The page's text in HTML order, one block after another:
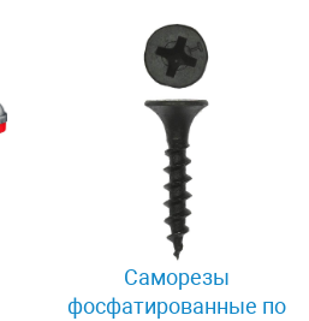
Саморезы
фосфатированные по